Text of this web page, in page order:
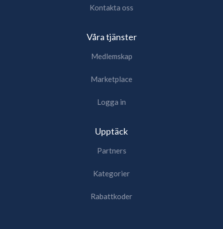
Kontakta oss
Våra tjänster
Medlemskap
Marketplace
Logga in
Upptäck
Partners
Kategorier
Rabattkoder